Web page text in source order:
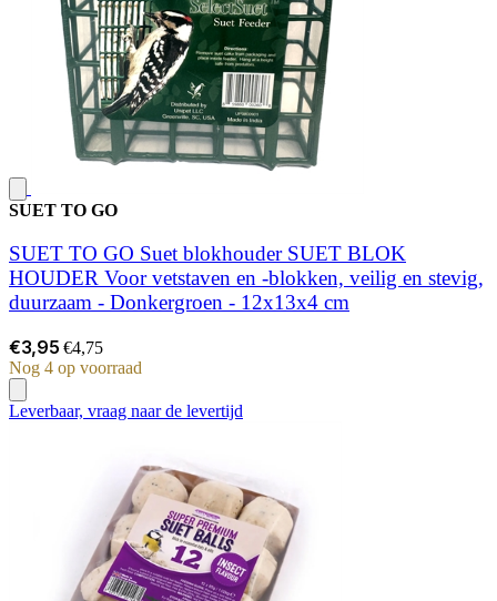
SUET TO GO
SUET TO GO Suet blokhouder SUET BLOK
HOUDER Voor vetstaven en -blokken, veilig en stevig,
duurzaam - Donkergroen - 12x13x4 cm
€3,95 €4,75
Nog 4 op voorraad
Leverbaar, vraag naar de levertijd